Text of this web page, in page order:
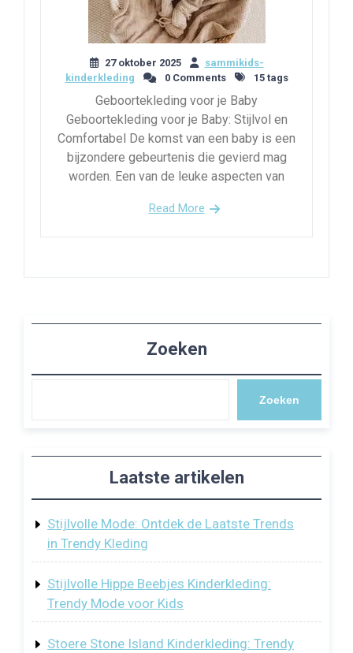
27 oktober 2025
sammikids-
kinderkleding
0 Comments 15 tags
Geboortekleding voor je Baby
Geboortekleding voor je Baby: Stijlvol en
Comfortabel De komst van een baby is een
bijzondere gebeurtenis die gevierd mag
worden. Een van de leuke aspecten van
Read More
Zoeken
Zoeken
Laatste artikelen
Stijlvolle Mode: Ontdek de Laatste Trends
in Trendy Kleding
Stijlvolle Hippe Beebjes Kinderkleding:
Trendy Mode voor Kids
Stoere Stone Island Kinderkleding: Trendy